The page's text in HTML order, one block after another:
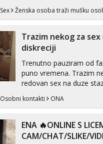
puta dnevno bilo kad i
link ispod i nadji me
Sex Ženska osoba traži mušku
Trazim nekog za
diskreciji
Trenutno pauziram od
puno vremena. Trazim
redovan sex na duze staze! Klikni na
Osobni kontakti ONA
ENA 🔥ONLINE S
CAM/CHAT/SLIKE/